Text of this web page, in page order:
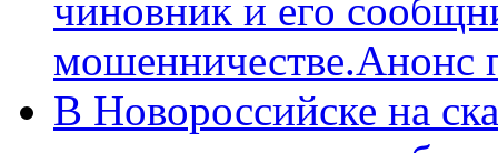
чиновник и его
мошенничестве.Анонс
В Новороссийске на